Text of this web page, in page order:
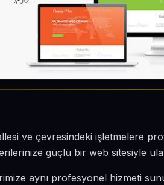
ve çevresindeki işletmelere
güçlü bir web sitesiyle
aynı profesyonel hizmeti